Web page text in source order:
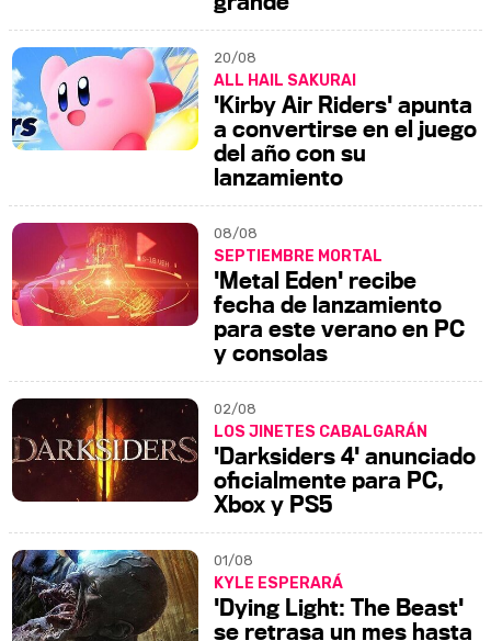
20/08
ALL HAIL SAKURAI
'Kirby Air Riders' apunta
a convertirse en el juego
del año con su
lanzamiento
08/08
SEPTIEMBRE MORTAL
'Metal Eden' recibe
fecha de lanzamiento
para este verano en PC
y consolas
02/08
LOS JINETES CABALGARÁN
'Darksiders 4' anunciado
oficialmente para PC,
Xbox y PS5
01/08
KYLE ESPERARÁ
'Dying Light: The Beast'
se retrasa un mes hasta